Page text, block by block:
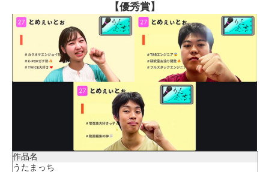
【優秀賞】
作品名
うたまっち